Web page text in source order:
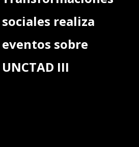
sociales realiza
eventos sobre
UNCTAD III